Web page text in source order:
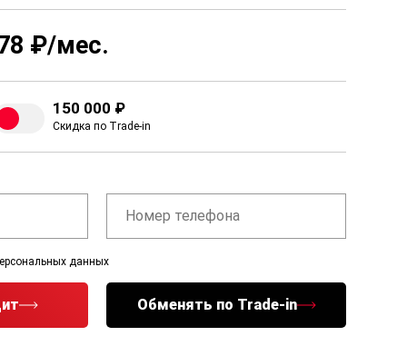
₽/мес.
150 000 ₽
Скидка по Trade-in
данных
Обменять по Trade-in